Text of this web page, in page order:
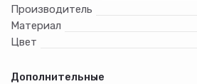
Производитель
Материал
Цвет
Дополнительные